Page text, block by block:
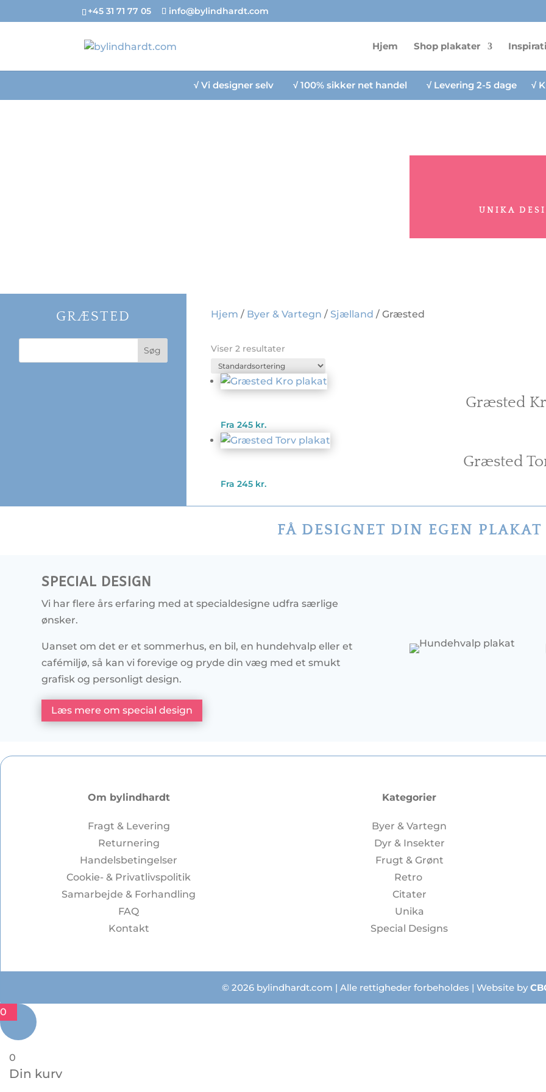
+45 31 71 77 05 info@bylindhardt.com
Hjem Shop plakater
√Vi designer selv √100% sikker net handel √Levering 2-5 dage √
UNIKA
GRÆSTED Hjem / Byer & Vartegn / Sjælland / Græsted
Viser 2 resultater
Græsted
Fra245 kr.
Græsted
Fra245 kr.
FÅ DESIGNET DIN EGEN PLAKAT
SPECIAL DESIGN
Vi har flere års erfaring med at specialdesigne udfra særlige
ønsker.
Uanset om det er et sommerhus, en bil, en hundehvalp eller et
cafémiljø, så kan vi forevige og pryde din væg med et smukt
grafisk og personligt design.
Læs mere om special design
Om bylindhardt
Fragt & Levering
Returnering
Handelsbetingelser
Cookie- & Privatlivspolitik
Samarbejde & Forhandling
FAQ
Kontakt
Kategorier
Byer & Vartegn
Dyr & Insekter
Frugt & Grønt
Retro
Citater
Unika
Special Designs
© 2026 bylindhardt.com | Alle rettigheder forbeholdes | Website by
0
0
Din kurv